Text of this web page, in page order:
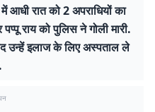
रात को 2 अपराधियों का
राय को पुलिस ने गोली मारी.
उन्हें इलाज के लिए अस्पताल ले